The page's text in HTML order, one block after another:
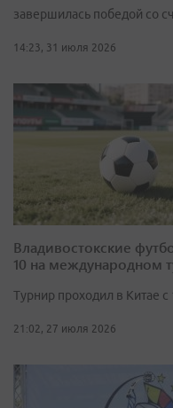
завершилась победой со
14:23, 31 июля 2026
Владивостокские
10 на международном
Турнир проходил в Китае
21:02, 27 июля 2026